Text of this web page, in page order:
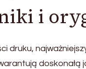
i
druku,